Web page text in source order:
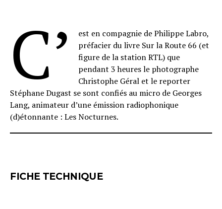
C’
est en compagnie de Philippe Labro,
préfacier du livre Sur la Route 66 (et
figure de la station RTL) que
pendant 3 heures le photographe
Christophe Géral et le reporter
Stéphane Dugast se sont confiés au micro de Georges
Lang, animateur d’une émission radiophonique
(d)étonnante : Les Nocturnes.
FICHE TECHNIQUE